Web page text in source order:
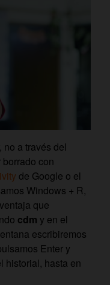
no a través del
con
de Google o el
Windows + R,
que
cdm y en el
escribiremos
Enter y
historial, hasta en